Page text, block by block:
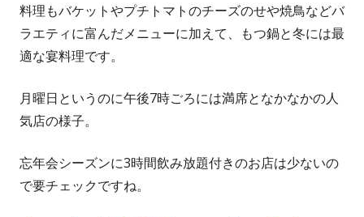
料理もバケットやプチトマトのチーズのせや焼鳥などバ
ラエティに富んだメニューに加えて、もつ鍋と冬には最
適な宴料理です。
月曜日というのに午後7時ごろには満席となかなかの人
気店の様子。
忘年会シーズンに3時間飲み放題付きのお店は少ないの
で要チェックですね。